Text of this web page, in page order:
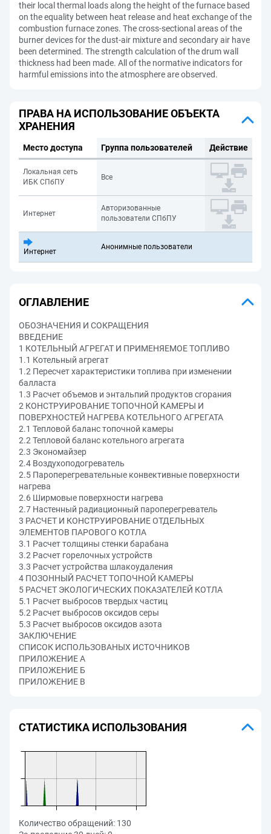
their local thermal loads along the height of the furnace based
on the equality between heat release and heat exchange of the
combustion furnace zones. The cross-sectional areas of the
burner devices for the dust-air mixture and secondary air have
been determined. The strength calculation of the drum wall
thickness had been made. All of the normative indicators for
harmful emissions into the atmosphere are observed.
ПРАВА НА ИСПОЛЬЗОВАНИЕ ОБЪЕКТА
ХРАНЕНИЯ
Место доступа Группа пользователей Действие
Локальная сеть
ИБК СПбПУ
Все
Интернет
Авторизованные
пользователи СПбПУ
Интернет
Анонимные пользователи
ОГЛАВЛЕНИЕ
ОБОЗНАЧЕНИЯ И СОКРАЩЕНИЯ
ВВЕДЕНИЕ
1 КОТЕЛЬНЫЙ АГРЕГАТ И ПРИМЕНЯЕМОЕ ТОПЛИВО
1.1 Котельный агрегат
1.2 Пересчет характеристики топлива при изменении
балласта
1.3 Расчет объемов и энтальпий продуктов сгорания
2 КОНСТРУИРОВАНИЕ ТОПОЧНОЙ КАМЕРЫ И
ПОВЕРХНОСТЕЙ НАГРЕВА КОТЕЛЬНОГО АГРЕГАТА
2.1 Тепловой баланс топочной камеры
2.2 Тепловой баланс котельного агрегата
2.3 Экономайзер
2.4 Воздухоподогреватель
2.5 Пароперегревательные конвективные поверхности
нагрева
2.6 Ширмовые поверхности нагрева
2.7 Настенный радиационный пароперегреватель
3 РАСЧЕТ И КОНСТРУИРОВАНИЕ ОТДЕЛЬНЫХ
ЭЛЕМЕНТОВ ПАРОВОГО КОТЛА
3.1 Расчет толщины стенки барабана
3.2 Расчет горелочных устройств
3.3 Расчет устройства шлакоудаления
4 ПОЗОННЫЙ РАСЧЕТ ТОПОЧНОЙ КАМЕРЫ
5 РАСЧЕТ ЭКОЛОГИЧЕСКИХ ПОКАЗАТЕЛЕЙ КОТЛА
5.1 Расчет выбросов твердых частиц
5.2 Расчет выбросов оксидов серы
5.3 Расчет выбросов оксидов азота
ЗАКЛЮЧЕНИЕ
СПИСОК ИСПОЛЬЗОВАНЫХ ИСТОЧНИКОВ
ПРИЛОЖЕНИЕ А
ПРИЛОЖЕНИЕ Б
ПРИЛОЖЕНИЕ В
СТАТИСТИКА ИСПОЛЬЗОВАНИЯ
Количество обращений: 130